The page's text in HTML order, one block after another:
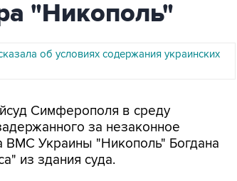
"Никополь"
об условиях содержания украинских
Симферополя в среду
за незаконное
ВМС Украины "Никополь" Богдана
из здания суда.